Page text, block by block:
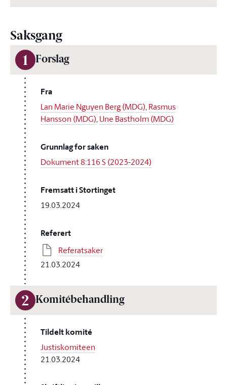
Saksgang
1 Forslag
Fra
Lan Marie Nguyen Berg (MDG),Rasmus
Hansson (MDG),Une Bastholm (MDG)
Grunnlag for saken
Dokument 8:116 S (2023-2024)
Fremsatt i Stortinget
19.03.2024
Referert
Referatsaker
21.03.2024
2 Komitébehandling
Tildelt komité
Justiskomiteen
21.03.2024